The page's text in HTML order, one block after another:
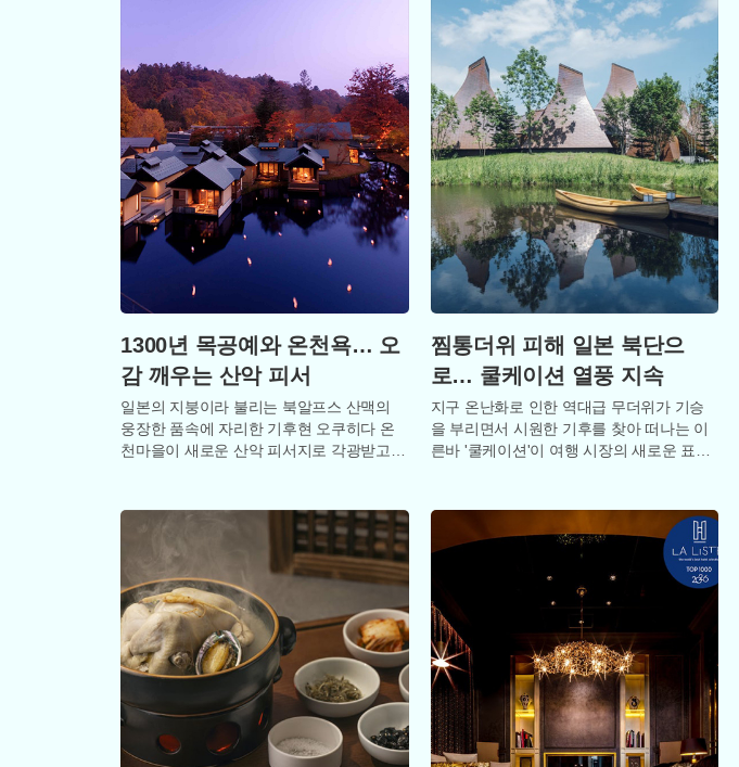
1300년 목공예와 온천욕… 오
감 깨우는 산악 피서
일본의 지붕이라 불리는 북알프스 산맥의
웅장한 품속에 자리한 기후현 오쿠히다 온
천마을이 새로운 산악 피서지로 각광받고
찜통더위 피해 일본 북단으
로… 쿨케이션 열풍 지속
지구 온난화로 인한 역대급 무더위가 기승
을 부리면서 시원한 기후를 찾아 떠나는 이
른바 '쿨케이션'이 여행 시장의 새로운 표준